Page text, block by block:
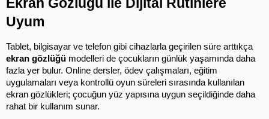
Uyum
ekran gözlüğü modelleri de çocukların günlük yaşamında daha
fazla yer bulur. Online dersler, ödev çalışmaları, eğitim
uygulamaları veya kontrollü oyun süreleri sırasında kullanılan
ekran gözlükleri; çocuğun yüz yapısına uygun seçildiğinde daha
rahat bir kullanım sunar.